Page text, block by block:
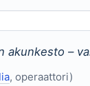
akunkesto –
, operaattori)